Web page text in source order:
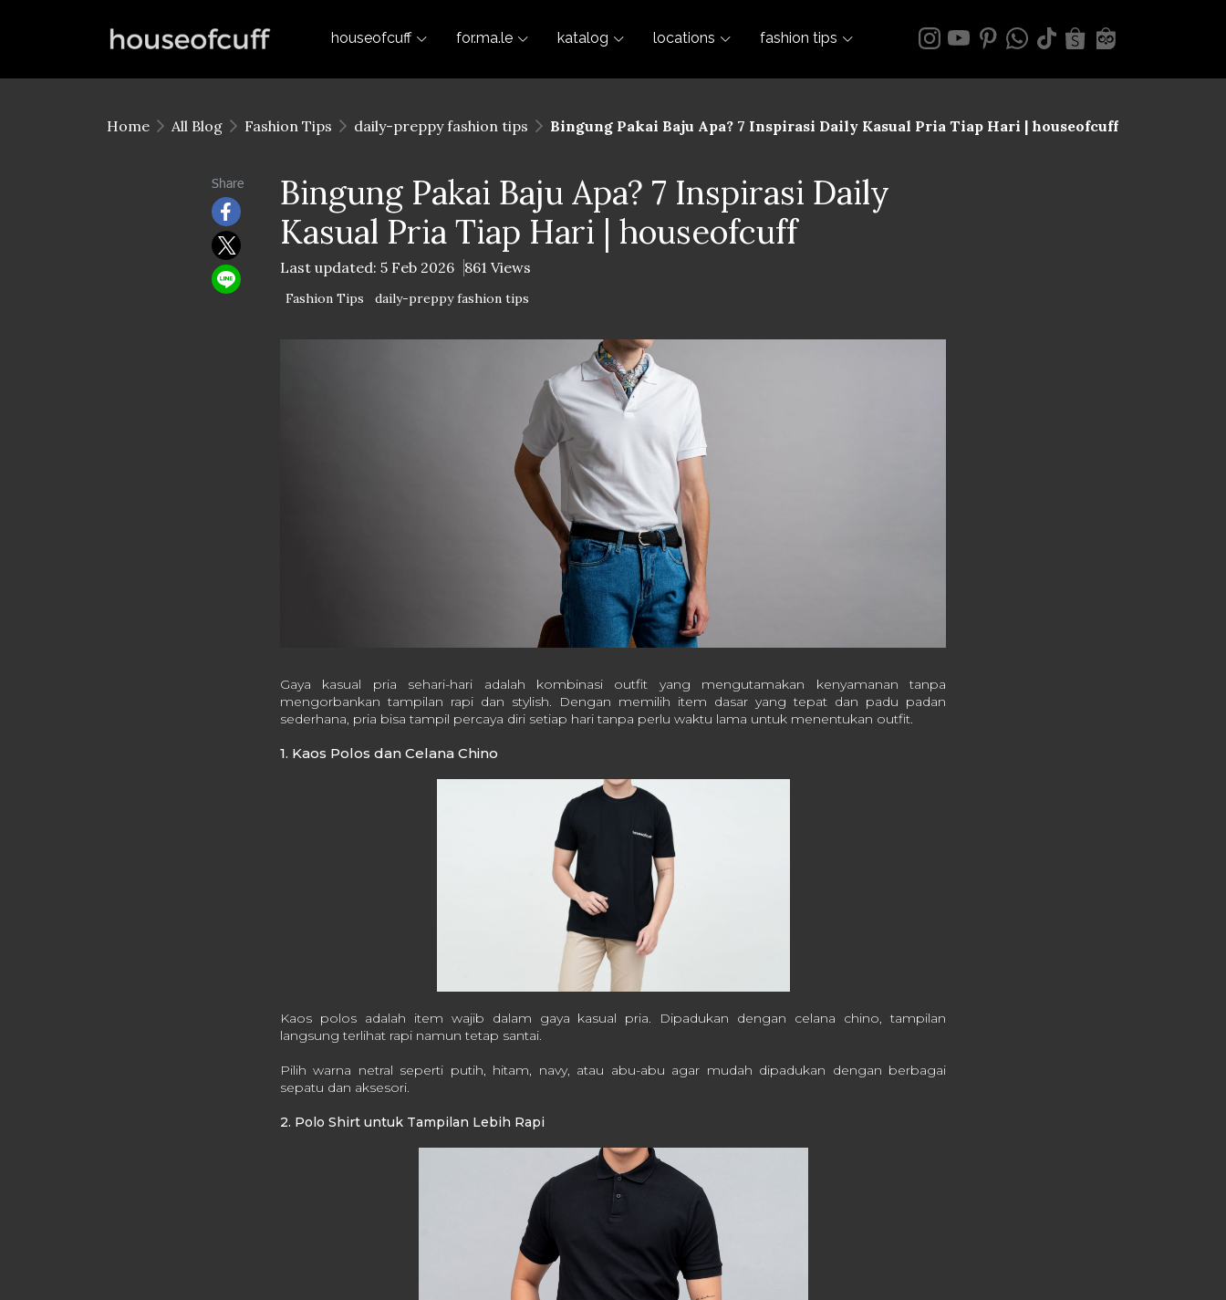
houseofcuff for.ma.le katalog locations fashion tips
Home All Blog Fashion Tips daily-preppy fashion tips Bingung Pakai Baju Apa? 7 Inspirasi Daily Kasual Pria Tiap Hari | houseofcuff
Share
Bingung Pakai Baju Apa? 7 Inspirasi Daily
Kasual Pria Tiap Hari | houseofcuff
Last updated: 5 Feb 2026 861 Views
Fashion Tips daily-preppy fashion tips
Gaya kasual pria sehari-hari adalah kombinasi outfit yang mengutamakan kenyamanan tanpa
mengorbankan tampilan rapi dan stylish. Dengan memilih item dasar yang tepat dan padu padan
sederhana, pria bisa tampil percaya diri setiap hari tanpa perlu waktu lama untuk menentukan outfit.
1. Kaos Polos dan Celana Chino
Kaos polos adalah item wajib dalam gaya kasual pria. Dipadukan dengan celana chino, tampilan
langsung terlihat rapi namun tetap santai.
Pilih warna netral seperti putih, hitam, navy, atau abu-abu agar mudah dipadukan dengan berbagai
sepatu dan aksesori.
2. Polo Shirt untuk Tampilan Lebih Rapi